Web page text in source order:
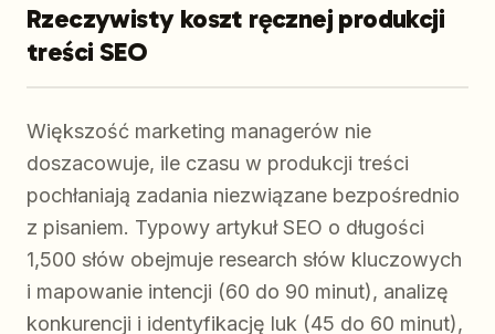
Rzeczywisty koszt ręcznej produkcji
treści SEO
Większość marketing managerów nie
doszacowuje, ile czasu w produkcji treści
pochłaniają zadania niezwiązane bezpośrednio
z pisaniem. Typowy artykuł SEO o długości
1,500 słów obejmuje research słów kluczowych
i mapowanie intencji (60 do 90 minut), analizę
konkurencji i identyfikację luk (45 do 60 minut),